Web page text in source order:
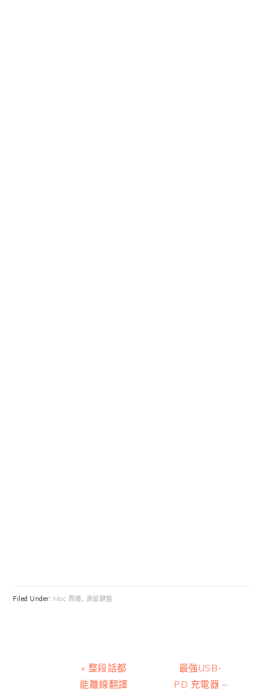
Filed Under: Mac 周邊 , 滑鼠鍵盤
Previous
Post:
« 整段話都
能離線翻譯
Next
Post:
最強USB-
PD 充電器 –